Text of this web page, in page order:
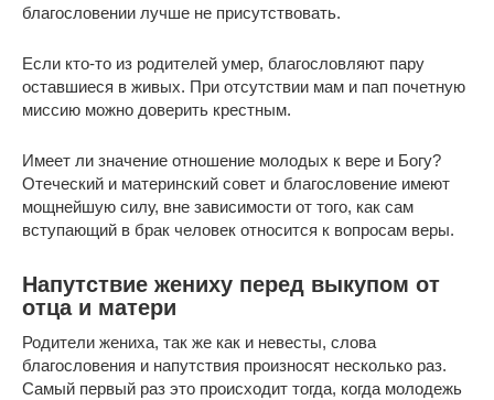
благословении лучше не присутствовать.
Если кто-то из родителей умер, благословляют пару
оставшиеся в живых. При отсутствии мам и пап почетную
миссию можно доверить крестным.
Имеет ли значение отношение молодых к вере и Богу?
Отеческий и материнский совет и благословение имеют
мощнейшую силу, вне зависимости от того, как сам
вступающий в брак человек относится к вопросам веры.
Напутствие жениху перед выкупом от
отца и матери
Родители жениха, так же как и невесты, слова
благословения и напутствия произносят несколько раз.
Самый первый раз это происходит тогда, когда молодежь